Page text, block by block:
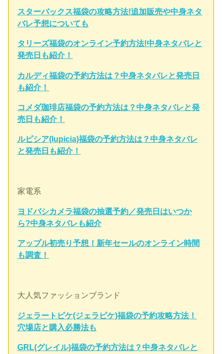
スターバックス福袋の攻略方法!追加販売や中身ネタ
バレ予想についても
タリーズ福袋のオンライン予約方法!中身ネタバレと
発売日も紹介！
カルディ福袋の予約方法は？中身ネタバレと発売日
も紹介！
コメダ珈琲店福袋の予約方法は？中身ネタバレと発
売日も紹介！
ルピシア(lupicia)福袋の予約方法は？中身ネタバレ
と発売日も紹介！
家電系
ヨドバシカメラ福袋の抽選予約／発売日はいつか
ら?中身ネタバレも紹介
アップル初売り予想！新年セールのオンライン時間
も調査！
大人気ファッションブランド
ジェラートピケ(ジェラピケ)福袋の予約攻略方法！
穴場店と購入必勝法も
GRL(グレイル)福袋の予約方法は？中身ネタバレと